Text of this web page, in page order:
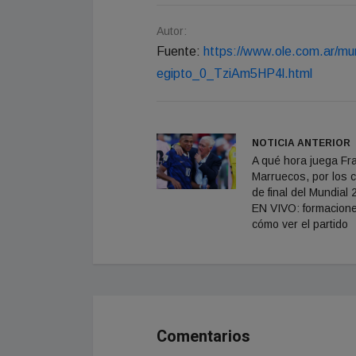
Autor:
Fuente: https://www.ole.com.ar/
egipto_0_TziAm5HP4l.html
NOTICIA ANTERIOR
A qué hora juega
Marruecos, por los
de final del Mundial
EN VIVO:
cómo ver el partido
Comentarios